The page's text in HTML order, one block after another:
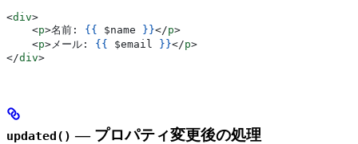
<div>
    <
p>名前: {{ $name }}</p>
    <
p> メール: {{ $email }}</p>
</div>
updated() — プロパティ変更後の処理